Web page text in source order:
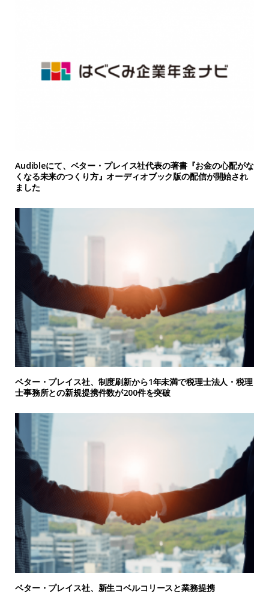
Audibleにて、ベター・プレイス社代表の著書『お金の心配がな
くなる未来のつくり方』オーディオブック版の配信が開始され
ました
ベター・プレイス社、制度刷新から1年未満で税理士法人・税理
士事務所との新規提携件数が200件を突破
ベター・プレイス社、新生コベルコリースと業務提携